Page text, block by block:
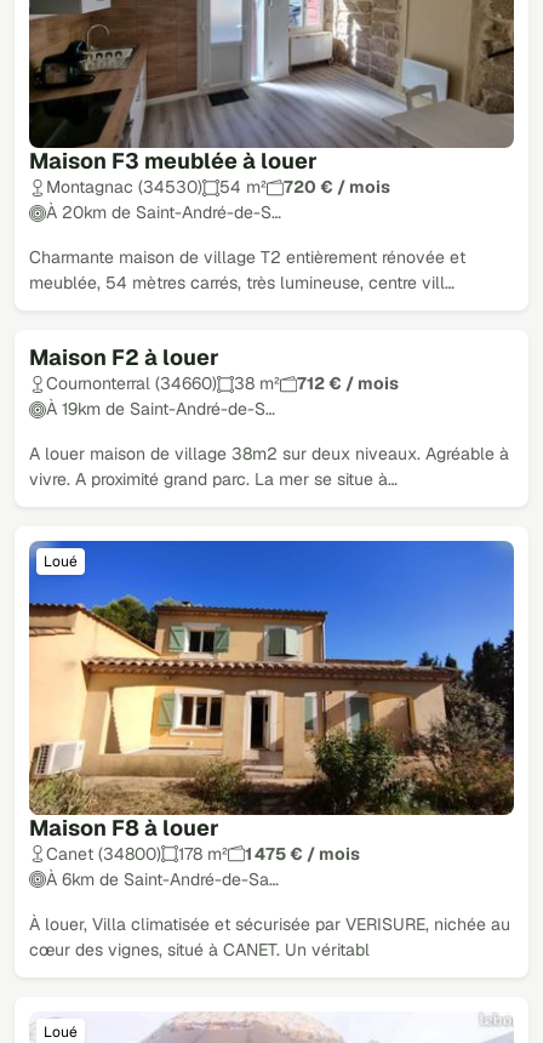
Maison F3 meublée à louer
Montagnac (34530) 54 m²
720 € / mois
À 20km de Saint-André-de-S…
Charmante maison de village T2 entièrement rénovée et
meublée, 54 mètres carrés, très lumineuse, centre vill…
Maison F2 à louer
Loué
Cournonterral (34660) 38 m²
712 € / mois
À 19km de Saint-André-de-S…
A louer maison de village 38m2 sur deux niveaux. Agréable à
vivre. A proximité grand parc. La mer se situe à…
Maison F8 à louer
Loué
Canet (34800) 178 m²
1 475 € / mois
À 6km de Saint-André-de-Sa…
À louer, Villa climatisée et sécurisée par VERISURE, nichée au
cœur des vignes, situé à CANET. Un véritabl
Loué